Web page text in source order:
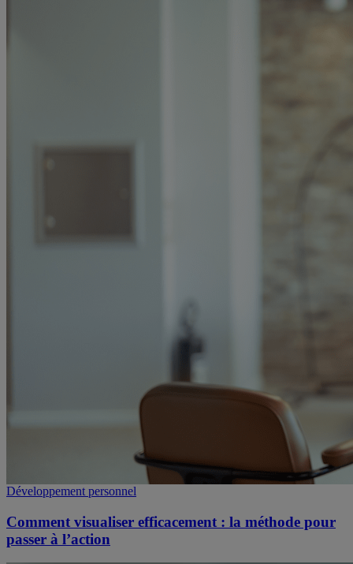
Développement personnel
Comment visualiser efficacement : la méthode pour
passer à l’action